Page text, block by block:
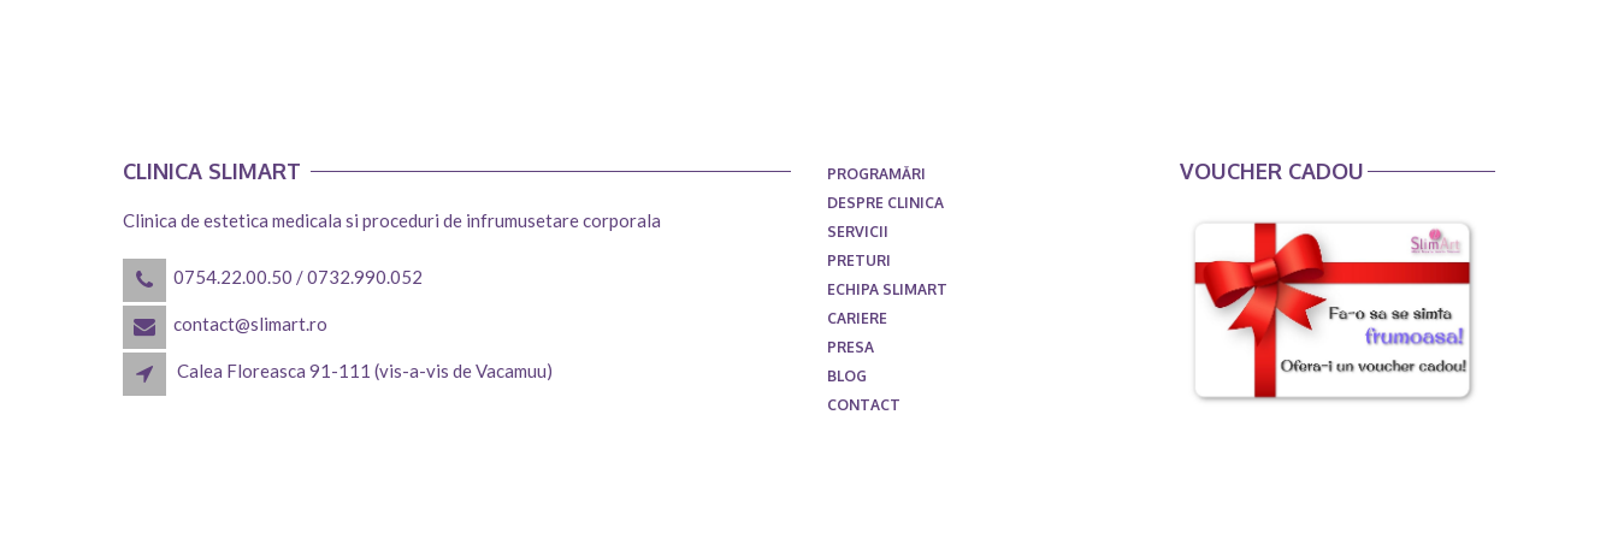
CLINICA SLIMART
Clinica de estetica medicala si proceduri de infrumusetare corporala
0754.22.00.50 /0732.990.052
contact@slimart.ro
Calea Floreasca 91-111 (vis-a-vis de Vacamuu)
PROGRAMĂRI
DESPRE CLINICA
SERVICII
PRETURI
ECHIPA SLIMART
CARIERE
PRESA
BLOG
CONTACT
VOUCHER CADOU